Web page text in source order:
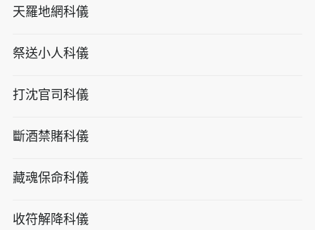
天羅地網科儀
祭送小人科儀
打沈官司科儀
斷酒禁賭科儀
藏魂保命科儀
收符解降科儀